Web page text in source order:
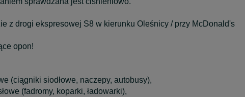
z drogi ekspresowej S8 w kierunku Oleśnicy / przy McDonald's
opon!
(ciągniki siodłowe, naczepy, autobusy),
(fadromy, koparki, ładowarki),